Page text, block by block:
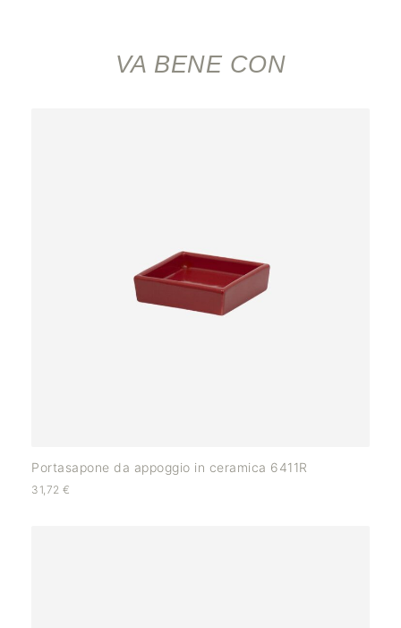
VA BENE CON
Portasapone da appoggio in ceramica 6411R
31,72 €